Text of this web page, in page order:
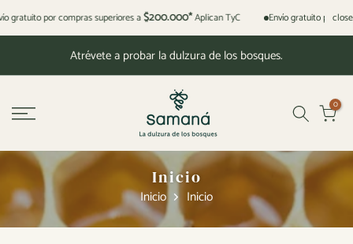
Saltar
al
gratuito por compras superiores a$200.000*Aplican TyC Envío gratuito porclose
Atrévete a probar la dulzura de los bosques.
0
Inicio
Inicio Inicio